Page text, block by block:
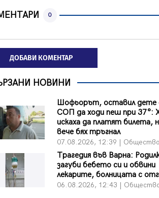
0
ДОБАВИ КОМЕНТАР
НОВИНИ
Шофьорът, оставил дете
СОП да ходи пеш при 37°:
искаха да платят билета,
вече бях тръгнал
07.08.2026, 12:39 | Общество
Трагедия във Варна:
загуби бебето си и обвини
лекарите, болницата с
06.08.2026, 12:43 |